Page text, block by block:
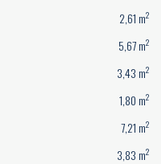
2,61 m2
5,67 m2
3,43 m2
1,80 m2
7,21 m2
3,83 m2